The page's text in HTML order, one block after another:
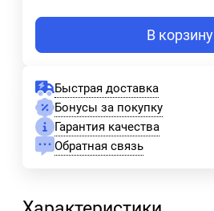
В корзину
Быстрая доставка
Бонусы за покупку
Гарантия качества
Обратная связь